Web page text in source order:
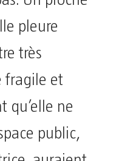
pleure
très
fragile et
qu’elle ne
public,